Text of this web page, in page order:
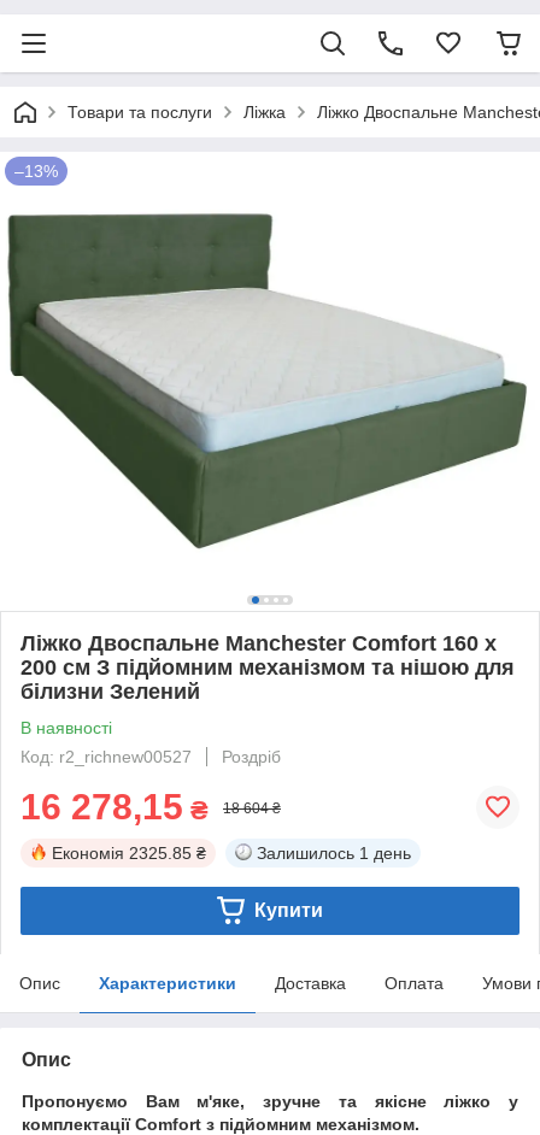
Товари та послуги Ліжка Ліжко Двоспальне
–13%
Ліжко Двоспальне Manchester Comfort 160 х
200 см З підйомним механізмом та нішою для
білизни Зелений
В наявності
Код: r2_richnew00527
Роздріб
16 278,15 ₴ 18 604 ₴
Економія 2325.85 ₴ Залишилось 1 день
Купити
Опис Характеристики Доставка Оплата Умови
Опис
Пропонуємо Вам м'яке, зручне та якiсне ліжко у
комплектації Comfort з підйомним механізмом.